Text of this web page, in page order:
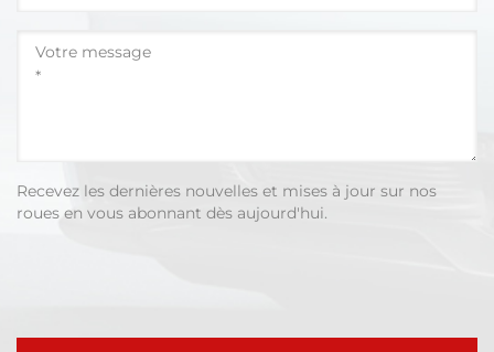
Recevez les dernières nouvelles et mises à jour sur nos
roues en vous abonnant dès aujourd'hui.